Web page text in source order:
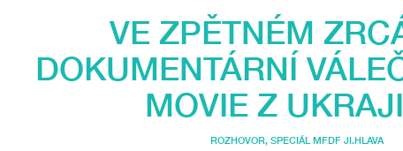
VE ZPĚTNÉM
DOKUMENTÁRNÍ
MOVIE Z
ROZHOVOR, SPECIÁL MFDF JI.HLAVA